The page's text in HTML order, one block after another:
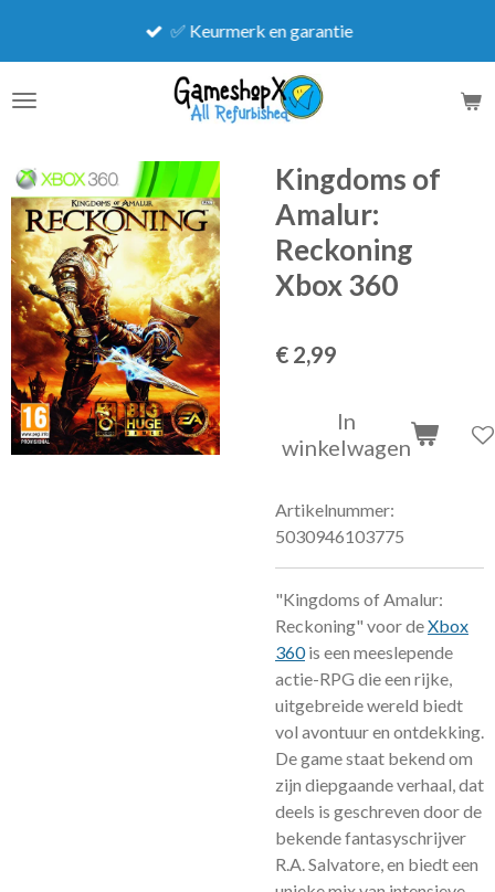
de
✅ Keurmerk en garantie
Kingdoms of
Amalur:
Reckoning
Xbox 360
€ 2,99
In
winkelwagen
Artikelnummer:
5030946103775
"Kingdoms of Amalur:
Reckoning" voor deXbox
360is een meeslepende
actie-RPG die een rijke,
uitgebreide wereld biedt
vol avontuur en ontdekking.
De game staat bekend om
zijn diepgaande verhaal, dat
deels is geschreven door de
bekende fantasyschrijver
R.A. Salvatore, en biedt een